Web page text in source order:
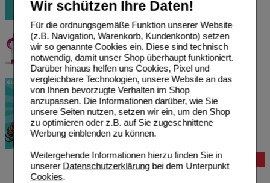
Wir schützen Ihre Daten!
Für die ordnungsgemäße Funktion unserer Website
(z.B. Navigation, Warenkorb, Kundenkonto) setzen
wir so genannte Cookies ein. Diese sind technisch
notwendig, damit unser Shop überhaupt funktioniert.
Darüber hinaus helfen uns Cookies, Pixel und
vergleichbare Technologien, unsere Website an das
von Ihnen bevorzugte Verhalten im Shop
anzupassen. Die Informationen darüber, wie Sie
unsere Seiten nutzen, setzen wir ein, um den Shop
zu optimieren oder z.B. auf Sie zugeschnittene
Werbung einblenden zu können.
Weitergehende Informationen hierzu finden Sie in
unserer Datenschutzerklärungbei dem Unterpunkt
Cookies.
Bestellung